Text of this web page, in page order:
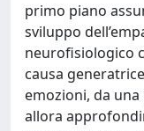
primo piano
sviluppo
neurofisiologico
causa
emozioni, da
allora